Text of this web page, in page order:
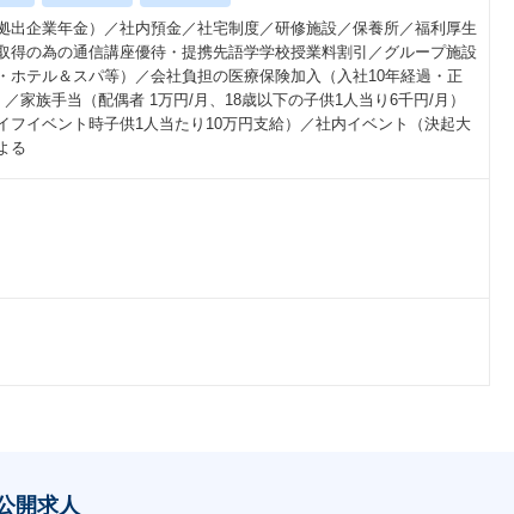
企業年金）／社内預金／社宅制度／研修施設／保養所／福利厚生
の為の通信講座優待・提携先語学学校授業料割引／グループ施設
テル＆スパ等）／会社負担の医療保険加入（入社10年経過・正
家族手当（配偶者 1万円/月、18歳以下の子供1人当り6千円/月）
フイベント時子供1人当たり10万円支給）／社内イベント（決起大
る
開求人